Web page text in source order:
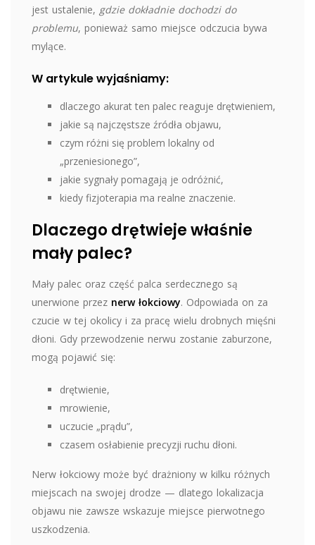
jest ustalenie, gdzie dokładnie dochodzi do
problemu, ponieważ samo miejsce odczucia bywa
mylące.
W artykule wyjaśniamy:
dlaczego akurat ten palec reaguje drętwieniem,
jakie są najczęstsze źródła objawu,
czym różni się problem lokalny od
„przeniesionego”,
jakie sygnały pomagają je odróżnić,
kiedy fizjoterapia ma realne znaczenie.
Dlaczego drętwieje właśnie
mały palec?
Mały palec oraz część palca serdecznego są
unerwione przez nerw łokciowy. Odpowiada on za
czucie w tej okolicy i za pracę wielu drobnych mięśni
dłoni. Gdy przewodzenie nerwu zostanie zaburzone,
mogą pojawić się:
drętwienie,
mrowienie,
uczucie „prądu”,
czasem osłabienie precyzji ruchu dłoni.
Nerw łokciowy może być drażniony w kilku różnych
miejscach na swojej drodze — dlatego lokalizacja
objawu nie zawsze wskazuje miejsce pierwotnego
uszkodzenia.